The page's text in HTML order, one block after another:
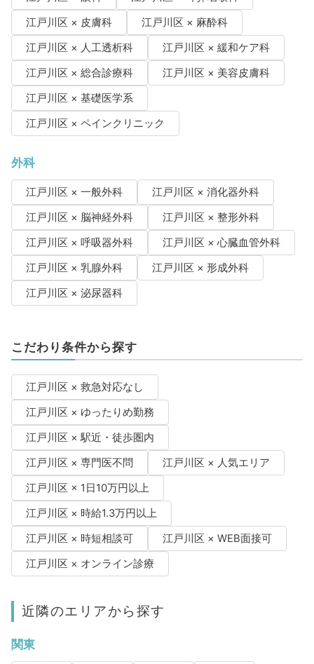
江戸川区 × 皮膚科
江戸川区 × 麻酔科
江戸川区 × 人工透析科
江戸川区 × 緩和ケア科
江戸川区 × 総合診療科
江戸川区 × 美容皮膚科
江戸川区 × 基礎医学系
江戸川区 × ペインクリニック
外科
江戸川区 × 一般外科
江戸川区 × 消化器外科
江戸川区 × 脳神経外科
江戸川区 × 整形外科
江戸川区 × 呼吸器外科
江戸川区 × 心臓血管外科
江戸川区 × 乳腺外科
江戸川区 × 形成外科
江戸川区 × 泌尿器科
こだわり条件から探す
江戸川区 × 救急対応なし
江戸川区 × ゆったりめ勤務
江戸川区 × 駅近・徒歩圏内
江戸川区 × 専門医不問
江戸川区 × 人気エリア
江戸川区 × 1日10万円以上
江戸川区 × 時給1.3万円以上
江戸川区 × 時短相談可
江戸川区 × WEB面接可
江戸川区 × オンライン診療
近隣のエリアから探す
関東